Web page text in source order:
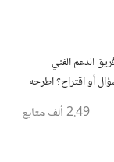
الدعم الفني
أو اقتراح؟ اطرحه
2.49 ألف متابع